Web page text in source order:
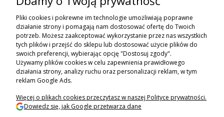
ZAPISZ SIĘ
ZAKUPY
POMOC
MOJE KONTO
Pliki cookies i pokrewne im technologie umożliwiają poprawne
działanie strony i pomagają nam dostosować ofertę do Twoich
potrzeb. Możesz zaakceptować wykorzystanie przez nas wszystkich
tych plików i przejść do sklepu lub dostosować użycie plików do
swoich preferencji, wybierając opcję "Dostosuj zgody".
Używamy plików cookies w celu zapewnienia prawidłowego
działania strony, analizy ruchu oraz personalizacji reklam, w tym
reklam Google Ads.
Więcej o plikach cookies przeczytasz w naszej Polityce prywatności.
Dowiedz się, jak Google przetwarza dane